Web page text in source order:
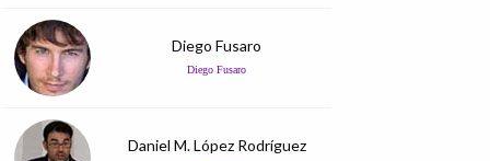
Diego Fusaro
Diego Fusaro
Daniel M. López Rodríguez